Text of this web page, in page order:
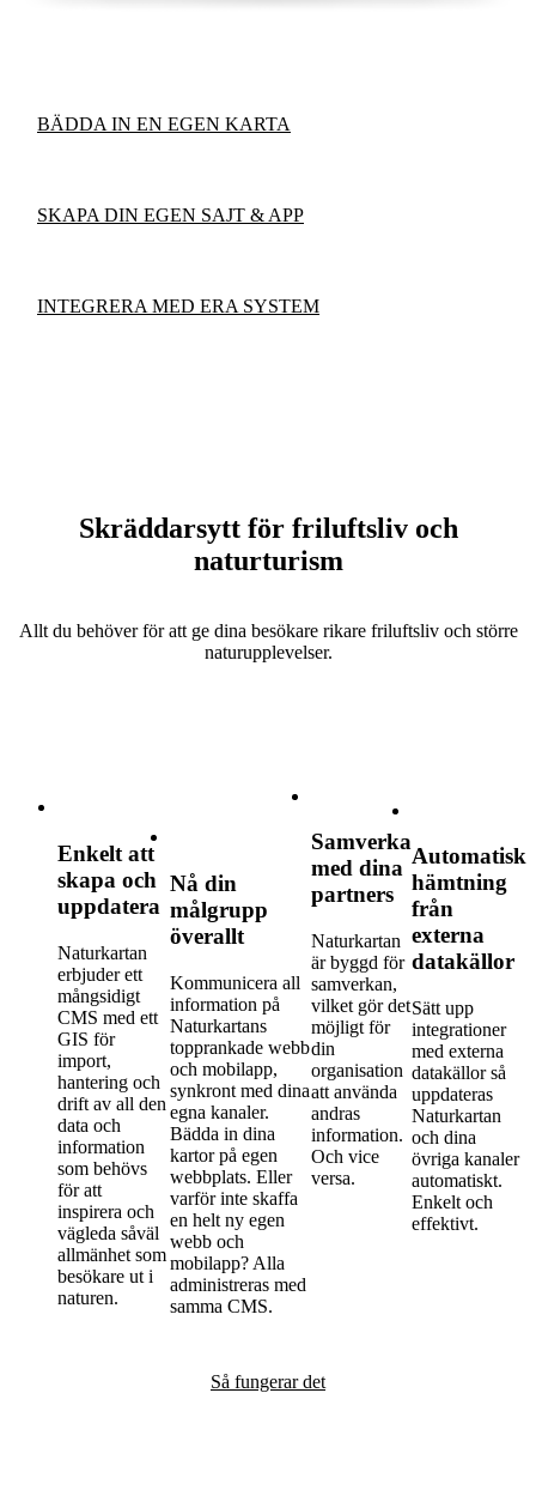
BÄDDA IN EN EGEN KARTA
SKAPA DIN EGEN SAJT & APP
INTEGRERA MED ERA SYSTEM
Skräddarsytt för friluftsliv och
naturturism
Allt du behöver för att ge dina besökare rikare friluftsliv och större
naturupplevelser.
Enkelt att
skapa och
uppdatera
Naturkartan
erbjuder ett
mångsidigt
CMS med ett
GIS för
import,
hantering och
drift av all den
data och
information
som behövs
för att
inspirera och
vägleda såväl
allmänhet som
besökare ut i
naturen.
Nå din
målgrupp
överallt
Kommunicera all
information på
Naturkartans
topprankade webb
och mobilapp,
synkront med dina
egna kanaler.
Bädda in dina
kartor på egen
webbplats. Eller
varför inte skaffa
en helt ny egen
webb och
mobilapp? Alla
administreras med
samma CMS.
Samverka
med dina
partners
Naturkartan
är byggd för
samverkan,
vilket gör det
möjligt för
din
organisation
att använda
andras
information.
Och vice
versa.
Automatisk
hämtning
från
externa
datakällor
Sätt upp
integrationer
med externa
datakällor så
uppdateras
Naturkartan
och dina
övriga kanaler
automatiskt.
Enkelt och
effektivt.
Så fungerar det